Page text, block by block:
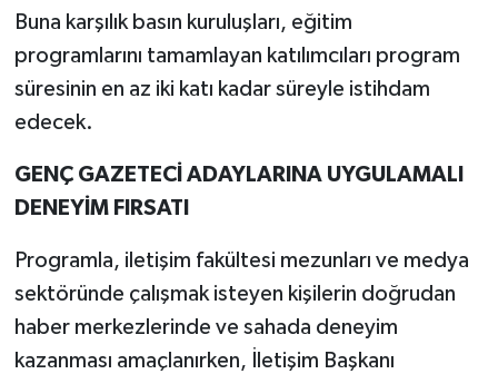
Buna karşılık basın kuruluşları, eğitim
programlarını tamamlayan katılımcıları program
süresinin en az iki katı kadar süreyle istihdam
edecek.
GENÇ GAZETECİ ADAYLARINA UYGULAMALI
DENEYİM FIRSATI
Programla, iletişim fakültesi mezunları ve medya
sektöründe çalışmak isteyen kişilerin doğrudan
haber merkezlerinde ve sahada deneyim
kazanması amaçlanırken, İletişim Başkanı